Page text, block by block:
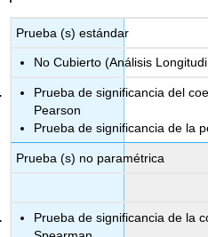
Prueba (s) estándar
No Cubierto (Análisis
Prueba de significancia del
Pearson
Prueba de significancia de la
Prueba (s) no paramétrica
Prueba de significancia de la